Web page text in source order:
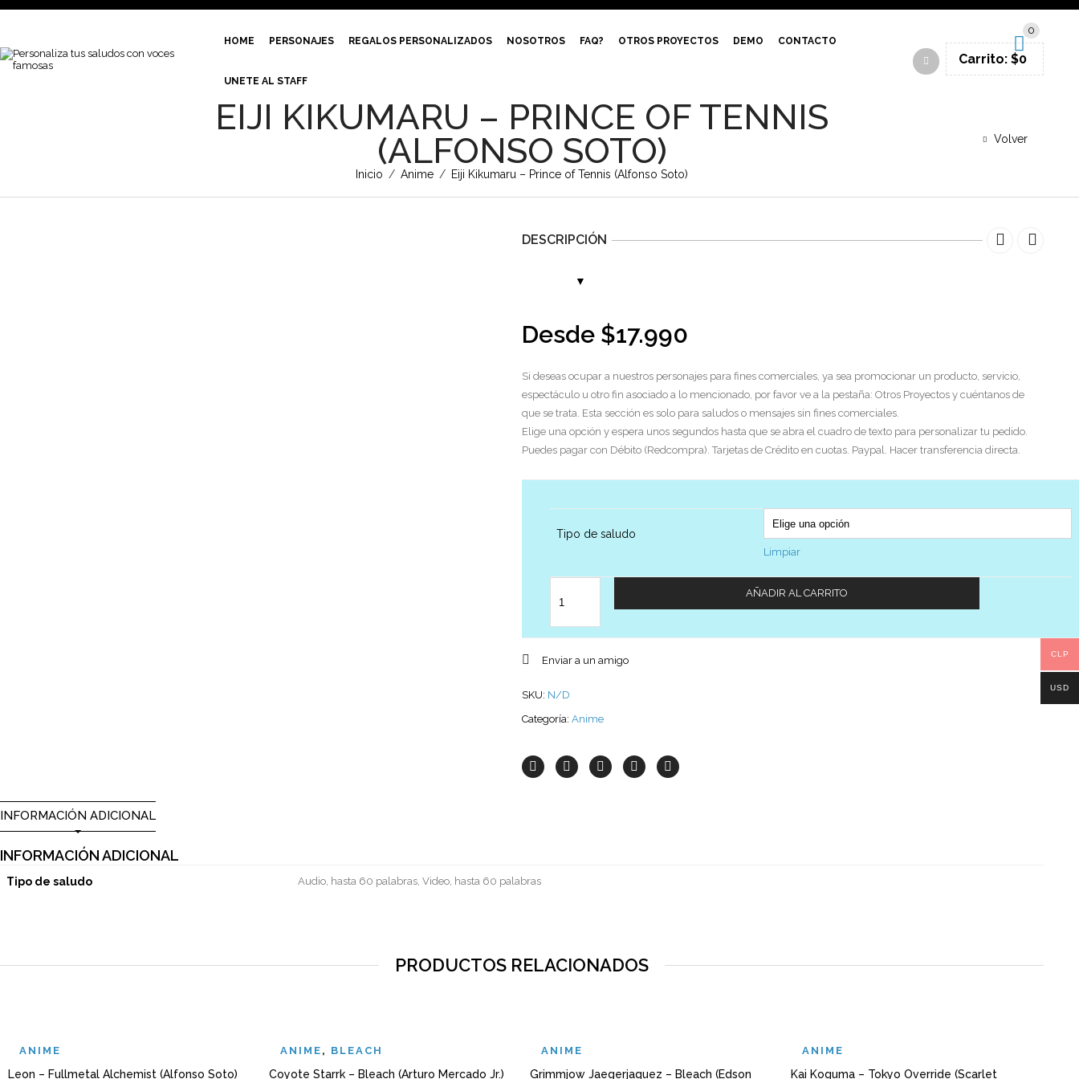
HOME PERSONAJES REGALOS PERSONALIZADOS NOSOTROS FAQ? OTROS PROYECTOS DEMO CONTACTO
UNETE AL STAFF
0
Carrito: $0
EIJI KIKUMARU – PRINCE OF TENNIS
(ALFONSO SOTO)
Inicio / Anime / Eiji Kikumaru – Prince of Tennis (Alfonso Soto)
Volver
DESCRIPCIÓN
Desde $17.990
Si deseas ocupar a nuestros personajes para fines comerciales, ya sea promocionar un producto, servicio,
espectáculo u otro fin asociado a lo mencionado, por favor ve a la pestaña: Otros Proyectos y cuéntanos de
que se trata. Esta sección es solo para saludos o mensajes sin fines comerciales.
Elige una opción y espera unos segundos hasta que se abra el cuadro de texto para personalizar tu pedido.
Puedes pagar con Débito (Redcompra). Tarjetas de Crédito en cuotas. Paypal. Hacer transferencia directa.
Tipo de saludo
Limpiar
AÑADIR AL CARRITO
Enviar a un amigo
SKU: N/D
Categoría: Anime
INFORMACIÓN ADICIONAL
INFORMACIÓN ADICIONAL
Tipo de saludo Audio, hasta 60 palabras, Video, hasta 60 palabras
PRODUCTOS RELACIONADOS
ANIME
Leon – Fullmetal Alchemist (Alfonso Soto)
ANIME , BLEACH
Coyote Starrk – Bleach (Arturo Mercado Jr.)
ANIME
Grimmjow Jaegerjaquez – Bleach (Edson
ANIME
Kai Koguma – Tokyo Override (Scarlet
CLP
USD